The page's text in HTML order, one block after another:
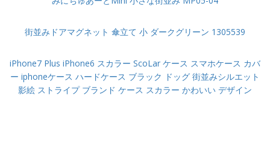
街並みドアマグネット 傘立て 小 ダークグリーン 1305539
iPhone7 Plus iPhone6 スカラー ScoLar ケース スマホケース カバ
ー iphoneケース ハードケース ブラック ドッグ 街並みシルエット
影絵 ストライプ ブランド ケース スカラー かわいい デザイン